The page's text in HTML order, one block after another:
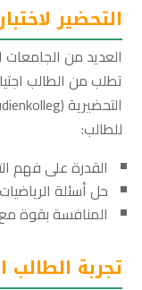
التحضير
العديد من الجامعات
تطلب من الطالب
للطالب:
القدرة على فهم
حل أسئلة
المنافسة بقوة
تجربة الطالب